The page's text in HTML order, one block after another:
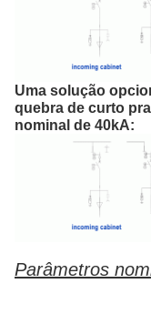
Uma solução
quebra de curto
nominal de 40kA:
Parâmetros